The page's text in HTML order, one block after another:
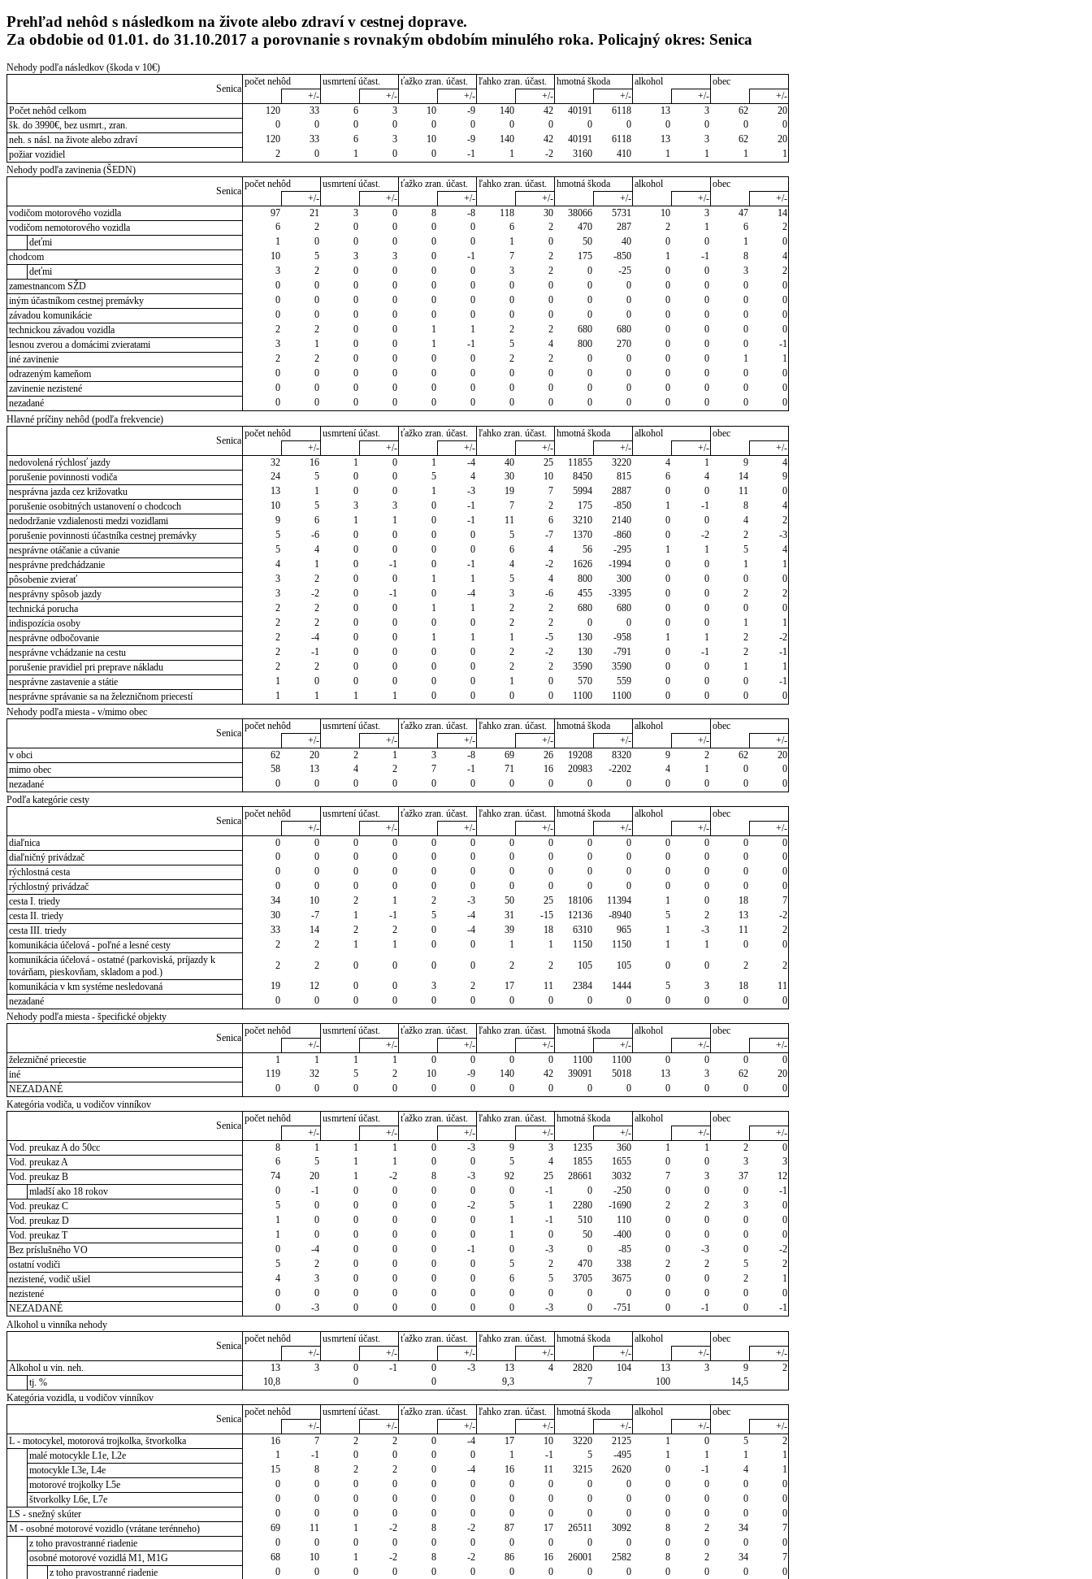
Prehľad nehôd s následkom na živote alebo zdraví v cestnej doprave.
Za obdobie od 01.01. do 31.10.2017 a porovnanie s rovnakým obdobím minulého roka. Policajný okres: Senica
Nehody podľa následkov (škoda v 10€)
Senica
počet nehôd usmrtení účast. ťažko zran. účast. ľahko zran. účast. hmotná škoda alkohol
obec
+/-
+/- +/- +/- +/- +/-
+/-
Počet nehôd celkom
120 33 6 3 10 -9 140 42 40191 6118 13 3 62
20
šk. do 3990€, bez usmrt., zran.
0 0 0 0 0 0 0 0 0 0 0 0 0
0
neh. s násl. na živote alebo zdraví
120 33 6 3 10 -9 140 42 40191 6118 13 3 62
20
požiar vozidiel
2 0 1 0 0 -1 1 -2 3160 410 1 1 1
1
Nehody podľa zavinenia (ŠEDN)
Senica
počet nehôd usmrtení účast. ťažko zran. účast. ľahko zran. účast. hmotná škoda alkohol
obec
+/-
+/- +/- +/- +/- +/-
+/-
vodičom motorového vozidla
97 21 3 0 8 -8 118 30 38066 5731 10 3 47
14
vodičom nemotorového vozidla
6 2 0 0 0 0 6 2 470 287 2 1 6
2
deťmi
1 0 0 0 0 0 1 0 50 40 0 0 1
0
chodcom
10 5 3 3 0 -1 7 2 175 -850 1 -1 8
4
deťmi
3 2 0 0 0 0 3 2 0 -25 0 0 3
2
zamestnancom SŽD
0 0 0 0 0 0 0 0 0 0 0 0 0
0
iným účastníkom cestnej premávky
0 0 0 0 0 0 0 0 0 0 0 0 0
0
závadou komunikácie
0 0 0 0 0 0 0 0 0 0 0 0 0
0
technickou závadou vozidla
2 2 0 0 1 1 2 2 680 680 0 0 0
0
lesnou zverou a domácimi zvieratami
3 1 0 0 1 -1 5 4 800 270 0 0 0
-1
iné zavinenie
2 2 0 0 0 0 2 2 0 0 0 0 1
1
odrazeným kameňom
0 0 0 0 0 0 0 0 0 0 0 0 0
0
zavinenie nezistené
0 0 0 0 0 0 0 0 0 0 0 0 0
0
nezadané
0 0 0 0 0 0 0 0 0 0 0 0 0
0
Hlavné príčiny nehôd (podľa frekvencie)
Senica
počet nehôd usmrtení účast. ťažko zran. účast. ľahko zran. účast. hmotná škoda alkohol
obec
+/-
+/- +/- +/- +/- +/-
+/-
nedovolená rýchlosť jazdy
32 16 1 0 1 -4 40 25 11855 3220 4 1 9
4
porušenie povinnosti vodiča
24 5 0 0 5 4 30 10 8450 815 6 4 14
9
nesprávna jazda cez križovatku
13 1 0 0 1 -3 19 7 5994 2887 0 0 11
0
porušenie osobitných ustanovení o chodcoch
10 5 3 3 0 -1 7 2 175 -850 1 -1 8
4
nedodržanie vzdialenosti medzi vozidlami
9 6 1 1 0 -1 11 6 3210 2140 0 0 4
2
porušenie povinnosti účastníka cestnej premávky
5 -6 0 0 0 0 5 -7 1370 -860 0 -2 2
-3
nesprávne otáčanie a cúvanie
5 4 0 0 0 0 6 4 56 -295 1 1 5
4
nesprávne predchádzanie
4 1 0 -1 0 -1 4 -2 1626 -1994 0 0 1
1
pôsobenie zvierať
3 2 0 0 1 1 5 4 800 300 0 0 0
0
nesprávny spôsob jazdy
3 -2 0 -1 0 -4 3 -6 455 -3395 0 0 2
2
technická porucha
2 2 0 0 1 1 2 2 680 680 0 0 0
0
indispozícia osoby
2 2 0 0 0 0 2 2 0 0 0 0 1
1
nesprávne odbočovanie
2 -4 0 0 1 1 1 -5 130 -958 1 1 2
-2
nesprávne vchádzanie na cestu
2 -1 0 0 0 0 2 -2 130 -791 0 -1 2
-1
porušenie pravidiel pri preprave nákladu
2 2 0 0 0 0 2 2 3590 3590 0 0 1
1
nesprávne zastavenie a státie
1 0 0 0 0 0 1 0 570 559 0 0 0
-1
nesprávne správanie sa na železničnom priecestí
1 1 1 1 0 0 0 0 1100 1100 0 0 0
0
Nehody podľa miesta - v/mimo obec
Senica
počet nehôd usmrtení účast. ťažko zran. účast. ľahko zran. účast. hmotná škoda alkohol
obec
+/-
+/- +/- +/- +/- +/-
+/-
v obci
62 20 2 1 3 -8 69 26 19208 8320 9 2 62
20
mimo obec
58 13 4 2 7 -1 71 16 20983 -2202 4 1 0
0
nezadané
0 0 0 0 0 0 0 0 0 0 0 0 0
0
Podľa kategórie cesty
Senica
počet nehôd usmrtení účast. ťažko zran. účast. ľahko zran. účast. hmotná škoda alkohol
obec
+/-
+/- +/- +/- +/- +/-
+/-
diaľnica
0 0 0 0 0 0 0 0 0 0 0 0 0
0
diaľničný privádzač
0 0 0 0 0 0 0 0 0 0 0 0 0
0
rýchlostná cesta
0 0 0 0 0 0 0 0 0 0 0 0 0
0
rýchlostný privádzač
0 0 0 0 0 0 0 0 0 0 0 0 0
0
cesta I. triedy
34 10 2 1 2 -3 50 25 18106 11394 1 0 18
7
cesta II. triedy
30 -7 1 -1 5 -4 31 -15 12136 -8940 5 2 13
-2
cesta III. triedy
33 14 2 2 0 -4 39 18 6310 965 1 -3 11
2
komunikácia účelová - poľné a lesné cesty
2 2 1 1 0 0 1 1 1150 1150 1 1 0
0
komunikácia účelová - ostatné (parkoviská, príjazdy k
továrňam, pieskovňam, skladom a pod.)
2 2 0 0 0 0 2 2 105 105 0 0 2
2
komunikácia v km systéme nesledovaná
19 12 0 0 3 2 17 11 2384 1444 5 3 18
11
nezadané
0 0 0 0 0 0 0 0 0 0 0 0 0
0
Nehody podľa miesta - špecifické objekty
Senica
počet nehôd usmrtení účast. ťažko zran. účast. ľahko zran. účast. hmotná škoda alkohol
obec
+/-
+/- +/- +/- +/- +/-
+/-
železničné priecestie
1 1 1 1 0 0 0 0 1100 1100 0 0 0
0
iné
119 32 5 2 10 -9 140 42 39091 5018 13 3 62
20
NEZADANÉ
0 0 0 0 0 0 0 0 0 0 0 0 0
0
Kategória vodiča, u vodičov vinníkov
Senica
počet nehôd usmrtení účast. ťažko zran. účast. ľahko zran. účast. hmotná škoda alkohol
obec
+/-
+/- +/- +/- +/- +/-
+/-
Vod. preukaz A do 50cc
8 1 1 1 0 -3 9 3 1235 360 1 1 2
0
Vod. preukaz A
6 5 1 1 0 0 5 4 1855 1655 0 0 3
3
Vod. preukaz B
74 20 1 -2 8 -3 92 25 28661 3032 7 3 37
12
mladší ako 18 rokov
0 -1 0 0 0 0 0 -1 0 -250 0 0 0
-1
Vod. preukaz C
5 0 0 0 0 -2 5 1 2280 -1690 2 2 3
0
Vod. preukaz D
1 0 0 0 0 0 1 -1 510 110 0 0 0
0
Vod. preukaz T
1 0 0 0 0 0 1 0 50 -400 0 0 0
0
Bez príslušného VO
0 -4 0 0 0 -1 0 -3 0 -85 0 -3 0
-2
ostatní vodiči
5 2 0 0 0 0 5 2 470 338 2 2 5
2
nezistené, vodič ušiel
4 3 0 0 0 0 6 5 3705 3675 0 0 2
1
nezistené
0 0 0 0 0 0 0 0 0 0 0 0 0
0
NEZADANÉ
0 -3 0 0 0 0 0 -3 0 -751 0 -1 0
-1
Alkohol u vinníka nehody
Senica
počet nehôd usmrtení účast. ťažko zran. účast. ľahko zran. účast. hmotná škoda alkohol
obec
+/-
+/- +/- +/- +/- +/-
+/-
Alkohol u vin. neh.
13 3 0 -1 0 -3 13 4 2820 104 13 3 9
2
tj. %
10,8 0 0 9,3 7 100
14,5
Kategória vozidla, u vodičov vinníkov
Senica
počet nehôd usmrtení účast. ťažko zran. účast. ľahko zran. účast. hmotná škoda alkohol
obec
+/-
+/- +/- +/- +/- +/-
+/-
L - motocykel, motorová trojkolka, štvorkolka
16 7 2 2 0 -4 17 10 3220 2125 1 0 5
2
malé motocykle L1e, L2e
1 -1 0 0 0 0 1 -1 5 -495 1 1 1
1
motocykle L3e, L4e
15 8 2 2 0 -4 16 11 3215 2620 0 -1 4
1
motorové trojkolky L5e
0 0 0 0 0 0 0 0 0 0 0 0 0
0
štvorkolky L6e, L7e
0 0 0 0 0 0 0 0 0 0 0 0 0
0
LS - snežný skúter
0 0 0 0 0 0 0 0 0 0 0 0 0
0
M - osobné motorové vozidlo (vrátane terénneho)
69 11 1 -2 8 -2 87 17 26511 3092 8 2 34
7
z toho pravostranné riadenie
0 0 0 0 0 0 0 0 0 0 0 0 0
0
osobné motorové vozidlá M1, M1G
68 10 1 -2 8 -2 86 16 26001 2582 8 2 34
7
z toho pravostranné riadenie
0 0 0 0 0 0 0 0 0 0 0 0 0
0